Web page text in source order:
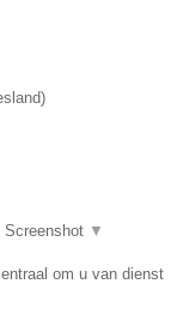
)
Screenshot ▼
om u van dienst